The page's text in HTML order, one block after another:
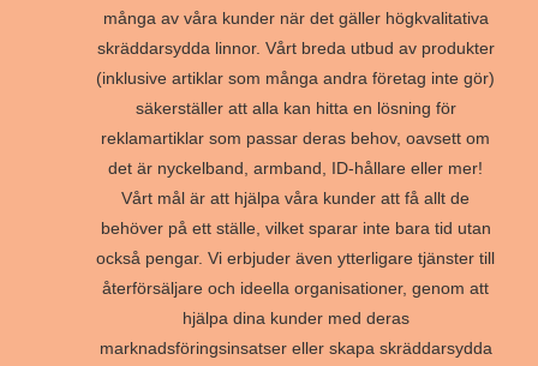
många av våra kunder när det gäller högkvalitativa
skräddarsydda linnor. Vårt breda utbud av produkter
(inklusive artiklar som många andra företag inte gör)
säkerställer att alla kan hitta en lösning för
reklamartiklar som passar deras behov, oavsett om
det är nyckelband, armband, ID-hållare eller mer!
Vårt mål är att hjälpa våra kunder att få allt de
behöver på ett ställe, vilket sparar inte bara tid utan
också pengar. Vi erbjuder även ytterligare tjänster till
återförsäljare och ideella organisationer, genom att
hjälpa dina kunder med deras
marknadsföringsinsatser eller skapa skräddarsydda